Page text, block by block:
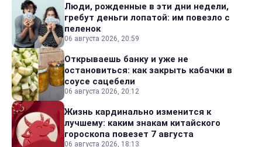
Люди, рожденные в эти дни недели,
гребут деньги лопатой: им повезло с
пеленок
06 августа 2026, 20:59
Открываешь банку и уже не
остановиться: как закрыть кабачки в
соусе сацебели
06 августа 2026, 20:12
Жизнь кардинально изменится к
лучшему: каким знакам китайского
гороскопа повезет 7 августа
06 августа 2026, 18:13